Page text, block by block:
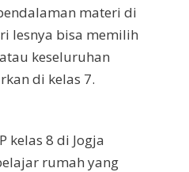
materi di
lesnya bisa memilih
keseluruhan
di kelas 7.
kelas 8 di Jogja
rumah yang